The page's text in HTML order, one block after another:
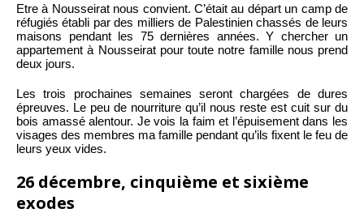
Etre à Nousseirat nous convient. C’était au départ un camp de
réfugiés établi par des milliers de Palestinien chassés de leurs
maisons pendant les 75 dernières années. Y chercher un
appartement à Nousseirat pour toute notre famille nous prend
deux jours.
Les trois prochaines semaines seront chargées de dures
épreuves. Le peu de nourriture qu’il nous reste est cuit sur du
bois amassé alentour. Je vois la faim et l’épuisement dans les
visages des membres ma famille pendant qu’ils fixent le feu de
leurs yeux vides.
26 décembre, cinquième et sixième
exodes